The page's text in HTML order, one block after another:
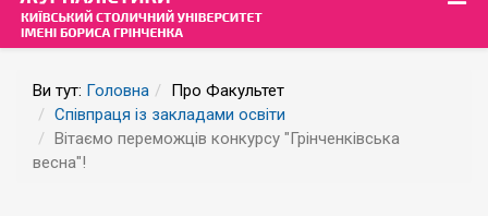
Ви тут: Головна
Про Факультет
Співпраця із закладами освіти
Вітаємо переможців конкурсу "Грінченківська
весна"!